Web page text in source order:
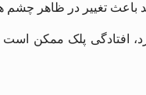
باعث تغییر در ظاهر چشم
افتادگی پلک ممکن